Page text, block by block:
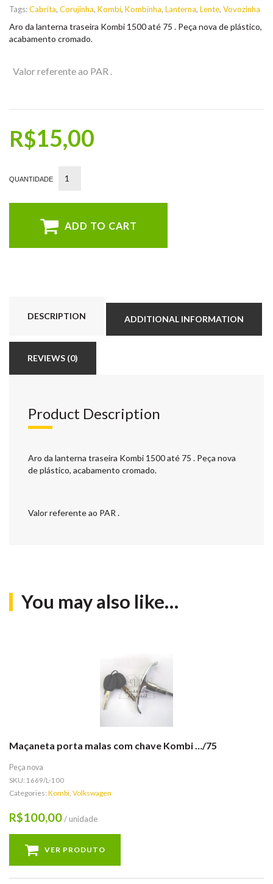
Tags:Cabrita, Corujinha, Kombi, Kombinha, Lanterna, Lente, Vovozinha
Aro da lanterna traseira Kombi 1500 até 75 . Peça nova de plástico,
acabamento cromado.
Valor referente ao PAR .
R$15,00
ADD TO CART
DESCRIPTION ADDITIONAL INFORMATION
REVIEWS (0)
Product Description
Aro da lanterna traseira Kombi 1500 até 75 . Peça nova
de plástico, acabamento cromado.
Valor referente ao PAR .
You may also like…
Maçaneta porta malas com chave Kombi …/75
Peça nova
SKU: 1669/L-100
Categories: Kombi Volkswagen
R$100,00/ unidade
VER PRODUTO